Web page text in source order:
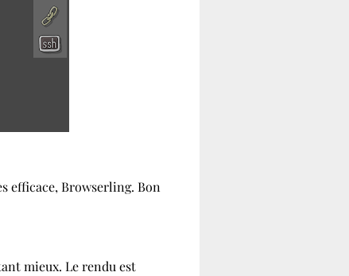
efficace, Browserling. Bon
mieux. Le rendu est